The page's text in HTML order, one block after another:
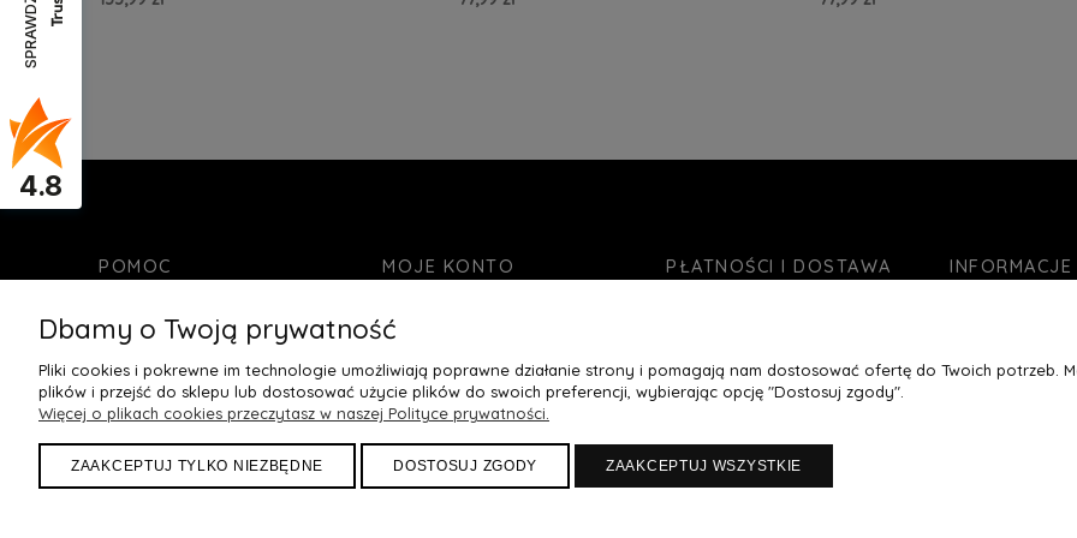
POMOC
Bezpieczne zakupy
Zwroty i reklamacje
Regulamin
Jak dobrać rozmiar stanika
MOJE KONTO
Twoje zamówienia
Ulubione
PŁATNOŚCI I DOSTAWA
Koszty wysyłki
INFORMACJE
Blog
4.8
Dbamy o Twoją prywatność
Pliki cookies i pokrewne im technologie umożliwiają poprawne działanie strony i pomagają nam dostosować ofertę do Twoich potrzeb.
plików i przejść do sklepu lub dostosować użycie plików do swoich preferencji, wybierając opcję "Dostosuj zgody".
Więcej o plikach cookies przeczytasz w naszej Polityce prywatności.
ZAAKCEPTUJ TYLKO NIEZBĘDNE DOSTOSUJ ZGODY ZAAKCEPTUJ WSZYSTKIE